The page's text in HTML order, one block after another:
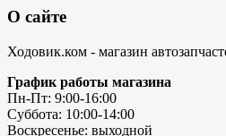
О сайте
Ходовик.ком - магазин
График работы магазина
Пн-Пт: 9:00-16:00
Суббота: 10:00-14:00
Воскресенье: выходной